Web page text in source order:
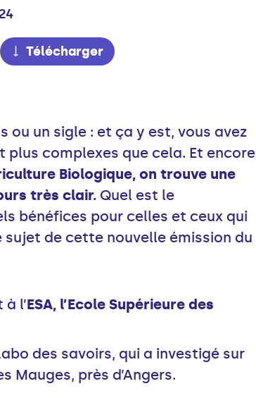
Télécharger
ou un sigle : et ça y est, vous avez
plus complexes que cela. Et encore
Biologique, on trouve une
très clair. Quel est le
bénéfices pour celles et ceux qui
sujet de cette nouvelle émission du
l’ESA, l’Ecole Supérieure des
des savoirs, qui a investigé sur
Mauges, près d’Angers.